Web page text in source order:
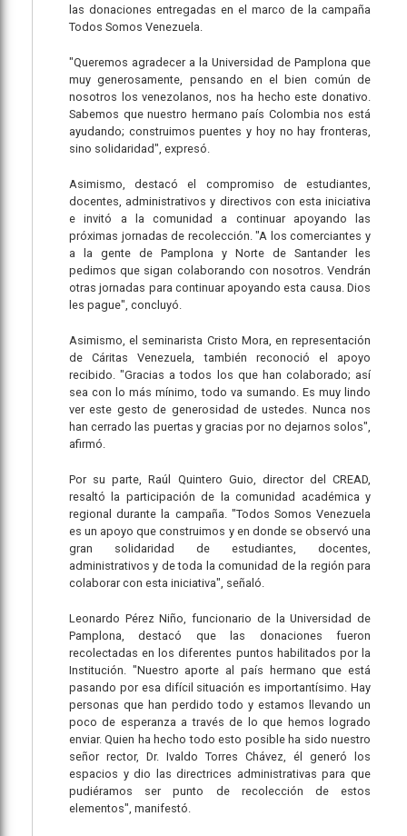
las donaciones entregadas en el marco de la campaña
Todos Somos Venezuela.
"Queremos agradecer a la Universidad de Pamplona que
muy generosamente, pensando en el bien común de
nosotros los venezolanos, nos ha hecho este donativo.
Sabemos que nuestro hermano país Colombia nos está
ayudando; construimos puentes y hoy no hay fronteras,
sino solidaridad", expresó.
Asimismo, destacó el compromiso de estudiantes,
docentes, administrativos y directivos con esta iniciativa
e invitó a la comunidad a continuar apoyando las
próximas jornadas de recolección. "A los comerciantes y
a la gente de Pamplona y Norte de Santander les
pedimos que sigan colaborando con nosotros. Vendrán
otras jornadas para continuar apoyando esta causa. Dios
les pague", concluyó.
Asimismo, el seminarista Cristo Mora, en representación
de Cáritas Venezuela, también reconoció el apoyo
recibido. "Gracias a todos los que han colaborado; así
sea con lo más mínimo, todo va sumando. Es muy lindo
ver este gesto de generosidad de ustedes. Nunca nos
han cerrado las puertas y gracias por no dejarnos solos",
afirmó.
Por su parte, Raúl Quintero Guio, director del CREAD,
resaltó la participación de la comunidad académica y
regional durante la campaña. "Todos Somos Venezuela
es un apoyo que construimos y en donde se observó una
gran solidaridad de estudiantes, docentes,
administrativos y de toda la comunidad de la región para
colaborar con esta iniciativa", señaló.
Leonardo Pérez Niño, funcionario de la Universidad de
Pamplona, destacó que las donaciones fueron
recolectadas en los diferentes puntos habilitados por la
Institución. "Nuestro aporte al país hermano que está
pasando por esa difícil situación es importantísimo. Hay
personas que han perdido todo y estamos llevando un
poco de esperanza a través de lo que hemos logrado
enviar. Quien ha hecho todo esto posible ha sido nuestro
señor rector, Dr. Ivaldo Torres Chávez, él generó los
espacios y dio las directrices administrativas para que
pudiéramos ser punto de recolección de estos
elementos", manifestó.